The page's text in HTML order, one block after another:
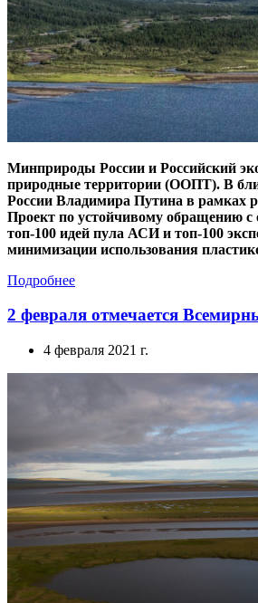
Минприроды России и Российский
природные территории (ООПТ). В
России Владимира Путина в рамках
Проект по устойчивому обращению
топ-100 идей пула АСИ и топ-100
минимизации использования
Подробнее
2 февраля отмечается
4 февраля 2021 г.